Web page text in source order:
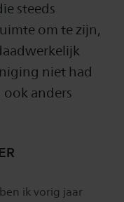
steeds
om te zijn,
niet had
ook anders
ik vorig jaar